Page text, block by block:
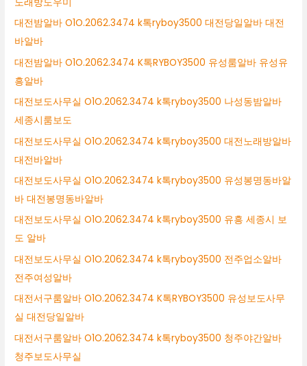
대전밤알바 O1O.2062.3474 k톡ryboy3500 대전당일알바 대전
바알바
대전밤알바 O1O.2062.3474 K톡RYBOY3500 유성룸알바 유성유
흥알바
대전보도사무실 O1O.2062.3474 k톡ryboy3500 나성동밤알바
세종시룸보도
대전보도사무실 O1O.2062.3474 k톡ryboy3500 대전노래방알바
대전바알바
대전보도사무실 O1O.2062.3474 k톡ryboy3500 유성봉명동바알
바 대전봉명동바알바
대전보도사무실 O1O.2062.3474 k톡ryboy3500 유흥 세종시 보
도 알바
대전보도사무실 O1O.2062.3474 k톡ryboy3500 전주업소알바
전주여성알바
대전서구룸알바 O1O.2062.3474 K톡RYBOY3500 유성보도사무
실 대전당일알바
대전서구룸알바 O1O.2062.3474 k톡ryboy3500 청주야간알바
청주보도사무실